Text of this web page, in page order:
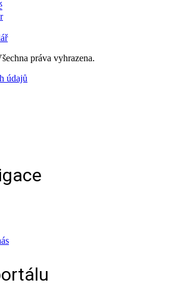
práva vyhrazena.
údajů